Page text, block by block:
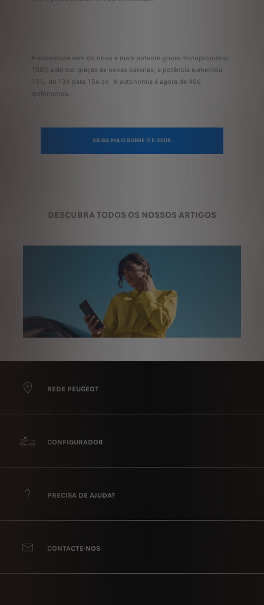
A excelência vem do novo e mais potente grupo motopropulsor
100% elétrico: graças às novas baterias, a potência aumentou
15%, de 136 para 156 cv. A autonomia é agora de 406
quilómetros.
SAIBA MAIS SOBRE O E-2008
DESCUBRA TODOS OS NOSSOS ARTIGOS
REDE PEUGEOT
CONFIGURADOR
PRECISA DE AJUDA?
CONTACTE-NOS